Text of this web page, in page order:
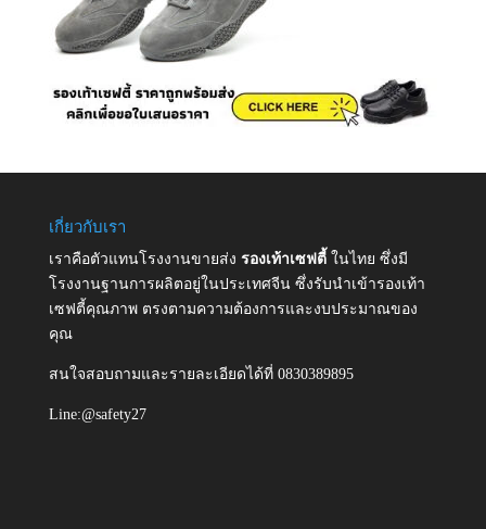
เกี่ยวกับเรา
เราคือตัวแทนโรงงานขายส่ง รองเท้าเซฟตี้ ในไทย ซึ่งมี
โรงงานฐานการผลิตอยู่ในประเทศจีน ซึ่งรับนำเข้ารองเท้า
เซฟตี้คุณภาพ ตรงตามความต้องการและงบประมาณของ
คุณ
สนใจสอบถามและรายละเอียดได้ที่ 0830389895
Line:@safety27